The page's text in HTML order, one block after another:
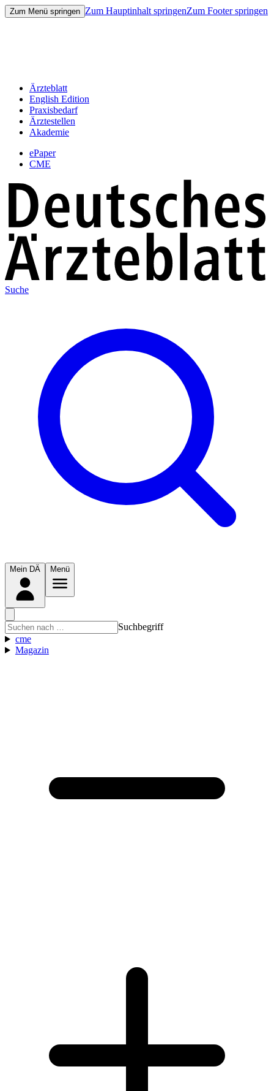
Zum Menü springen Zum Hauptinhalt springenZum Footer springen
Ärzteblatt
English Edition
Praxisbedarf
Ärztestellen
Akademie
ePaper
CME
Suche
Mein DÄ Menü
Suchbegriff
cme
Magazin